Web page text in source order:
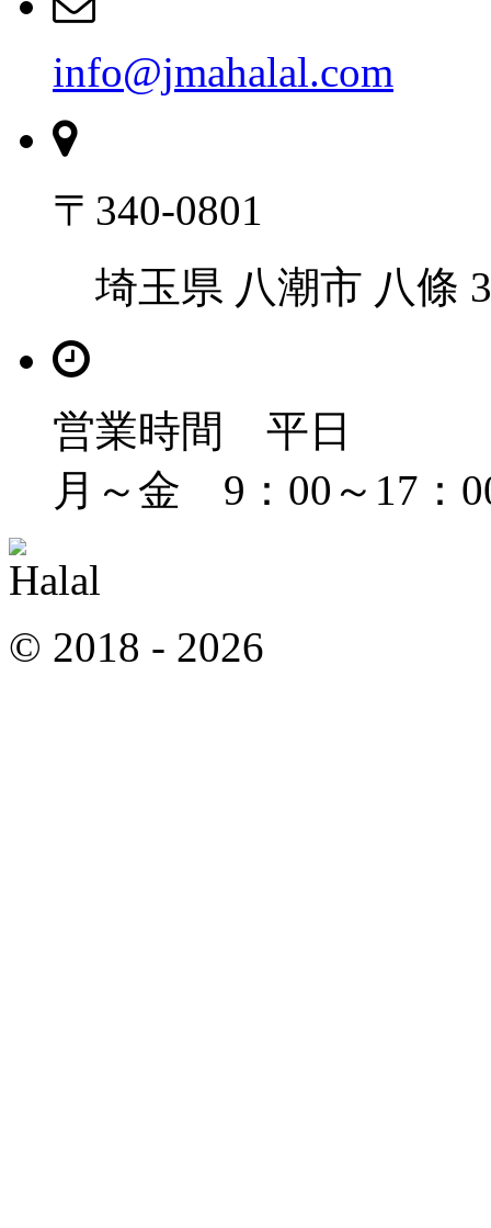
info@jmahalal.com
〒340-0801
埼玉県 八潮市 八條
営業時間 平日
月～金 9：00～17：
© 2018 - 2026